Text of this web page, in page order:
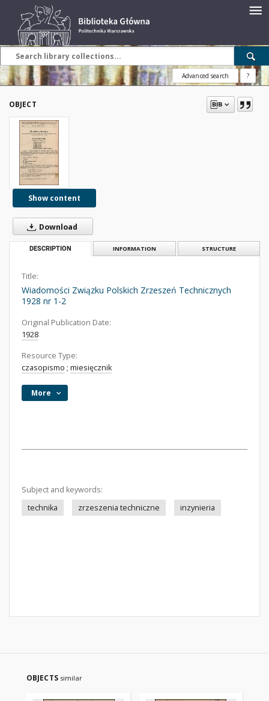
Advanced search ?
OBJECT
Show content
Download
DESCRIPTION INFORMATION STRUCTURE
Title:
Wiadomości Związku Polskich Zrzeszeń Technicznych
1928 nr 1-2
Original Publication Date:
1928
Resource Type:
czasopismo ; miesięcznik
More
Subject and keywords:
technika
zrzeszenia techniczne inzynieria
OBJECTS similar